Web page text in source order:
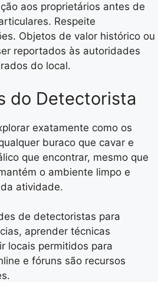
aos proprietários antes de
Respeite
Objetos de valor histórico ou
reportados às autoridades
do local.
do Detectorista
exatamente como os
buraco que cavar e
que encontrar, mesmo que
o ambiente limpo e
atividade.
de detectoristas para
aprender técnicas
locais permitidos para
e fóruns são recursos